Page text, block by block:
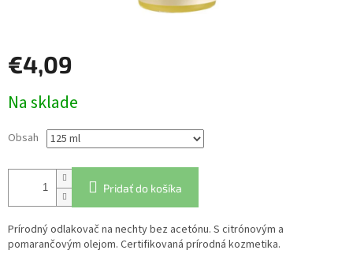
€4,09
cena:
Na sklade
Obsah
Pridať do košíka
Prírodný odlakovač na nechty bez acetónu. S citrónovým a
pomarančovým olejom. Certifikovaná prírodná kozmetika.